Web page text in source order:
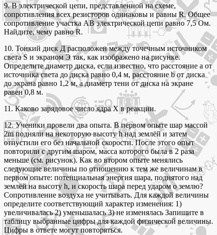
9. В электрической цепи, представленной на схеме,
сопротивления всех резисторов одинаковы и равны R. Общее
сопротивление участка AB электрической цепи равно 7,5 Ом.
Найдите, чему равно R.
10. Тонкий диск Д расположен между точечным источником
света S и экраном Э так, как изображено на рисунке.
Определите диаметр диска, если известно, что расстояние а от
источника света до диска равно 0,4 м, расстояние b от диска
до экрана равно 1,2 м, а диаметр тени от диска на экране
равен 0,8 м.
11. Каково зарядовое число ядра X в реакции.
12. Ученики провели два опыта. В первом опыте шар массой
2m подняли на некоторую высоту h над землёй и затем
отпустили его без начальной скорости. После этого опыт
повторили с другим шаром, масса которого была в 2 раза
меньше (см. рисунок). Как во втором опыте менялись
следующие величины по отношению к тем же величинам в
первом опыте: потенциальная энергия шара, поднятого над
землёй на высоту h, и скорость шара перед ударом о землю?
Сопротивление воздуха не учитывать. Для каждой величины
определите соответствующий характер изменения: 1)
увеличивалась 2) уменьшалась 3) не изменялась Запишите в
таблицу выбранные цифры для каждой физической величины.
Цифры в ответе могут повторяться.